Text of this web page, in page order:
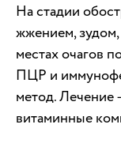
На стадии
жжением,
местах очагов
ПЦР и
метод. Лечение
витаминные